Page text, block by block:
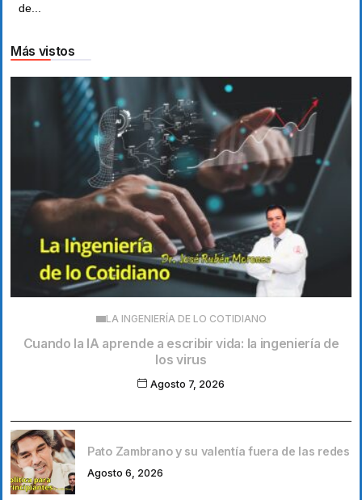
de...
Más vistos
LA INGENIERÍA DE LO COTIDIANO
Cuando la IA aprende a escribir vida: la ingeniería de
los virus
Agosto 7, 2026
Pato Zambrano y su valentía fuera de las redes
Agosto 6, 2026